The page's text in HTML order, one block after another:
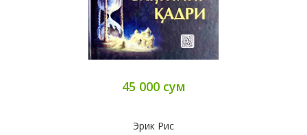
45 000 сум
Эрик Рис